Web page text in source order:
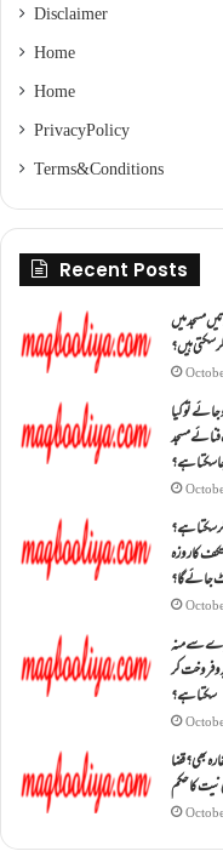
Disclaimer
Home
Home
Privacy Policy
Terms & Conditions
Recent Posts
مسجد میں
سکتی ہیں؟
تو کیا
مسجد
سکتا ہے؟
سکتا ہے؟
کا روزہ
جائے گا؟
سے منہ
و فروخت کر
سکتا ہے؟
بھی؟ قضا
کا حکم